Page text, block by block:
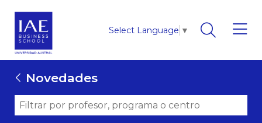
Select Language ▼
Novedades